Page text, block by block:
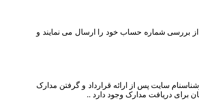
بررسی شماره حساب خود را ارسال می نمایند و
سایت پس از ارائه قرارداد و گرفتن مدارک
برای دریافت مدارک وجود دارد ..